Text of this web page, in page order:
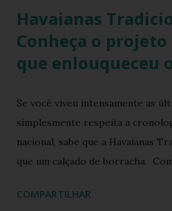
Havaianas
Conheça o
que enlouqueceu
Se você viveu intensamente as
simplesmente respeita a
nacional, sabe que a Havaianas
que um calçado de borracha.
consolidou como o maior ícone
COMPARTILHAR